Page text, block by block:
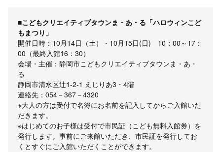
■こどもクリエイティブタウンま・あ・る「ハロウィンこど
もまつり」
開催日時：10月14日（土）・10月15日(日) 10：00～17：
00（最終入館16：30）
会場・主催：静岡市こどもクリエイティブタウンま・あ・
る
静岡市清水区辻1-2-1 えじりあ3・4階
連絡先：054－367－4320
※大人の方は受付で名簿にお名前を記入してからご入館いた
だきます。
※はじめてのお子様は受付で市民証（こども無料入館券）を
発行します。事前にご来館いただき、市民証を発行してお
くとすぐにご入館いただくことができます。